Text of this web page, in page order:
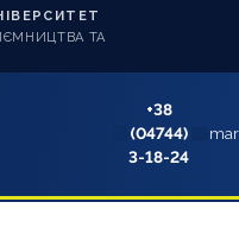
ТА
+38
(04744)
3-18-24